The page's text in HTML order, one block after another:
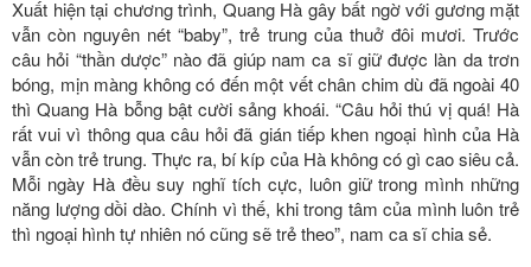
Xuất hiện tại chương trình, Quang Hà gây bất ngờ với gương mặt
vẫn còn nguyên nét “baby”, trẻ trung của thuở đôi mươi. Trước
câu hỏi “thần dược” nào đã giúp nam ca sĩ giữ được làn da trơn
bóng, mịn màng không có đến một vết chân chim dù đã ngoài 40
thì Quang Hà bỗng bật cười sảng khoái. “Câu hỏi thú vị quá! Hà
rất vui vì thông qua câu hỏi đã gián tiếp khen ngoại hình của Hà
vẫn còn trẻ trung. Thực ra, bí kíp của Hà không có gì cao siêu cả.
Mỗi ngày Hà đều suy nghĩ tích cực, luôn giữ trong mình những
năng lượng dồi dào. Chính vì thế, khi trong tâm của mình luôn trẻ
thì ngoại hình tự nhiên nó cũng sẽ trẻ theo”, nam ca sĩ chia sẻ.